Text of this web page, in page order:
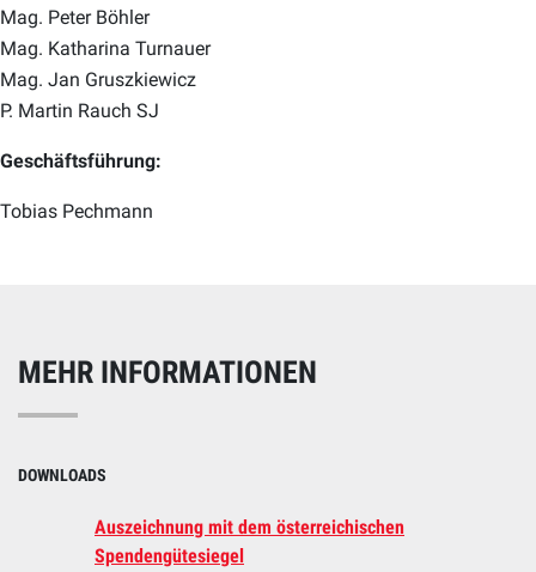
Mag. Peter Böhler
Mag. Katharina Turnauer
Mag. Jan Gruszkiewicz
P. Martin Rauch SJ
Geschäftsführung:
Tobias Pechmann
MEHR INFORMATIONEN
DOWNLOADS
Auszeichnung mit dem österreichischen
Spendengütesiegel